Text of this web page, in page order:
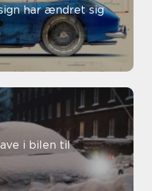
har ændret sig
i bilen til